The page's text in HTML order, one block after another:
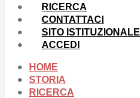
RICERCA
CONTATTACI
SITO ISTITUZIONALE
ACCEDI
HOME
STORIA
RICERCA